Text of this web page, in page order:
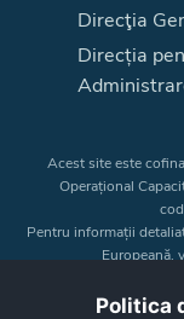
Direcţia
Direcția
Acest site este
Operațional
Pentru informații
Europeană,
a Uniunii
Politica